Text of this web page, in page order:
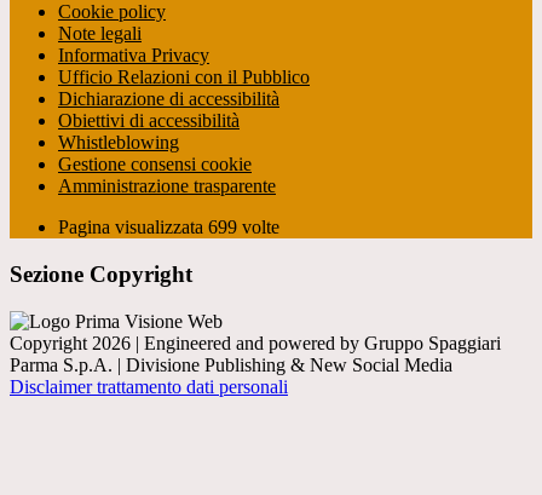
Cookie policy
Note legali
Informativa Privacy
Ufficio Relazioni con il Pubblico
Dichiarazione di accessibilità
Obiettivi di accessibilità
Whistleblowing
Gestione consensi cookie
Amministrazione trasparente
Pagina visualizzata 699 volte
Sezione Copyright
Copyright 2026 | Engineered and powered by Gruppo Spaggiari
Parma S.p.A. | Divisione Publishing & New Social Media
Disclaimer trattamento dati personali